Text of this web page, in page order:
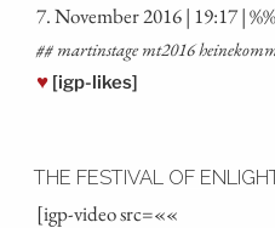
7. Novem­ber 2016 | 19:17 |
## mar­tins­ta­ge mt2016
♥ [igp-likes]
THE FESTIVAL OF
[igp-video src=««